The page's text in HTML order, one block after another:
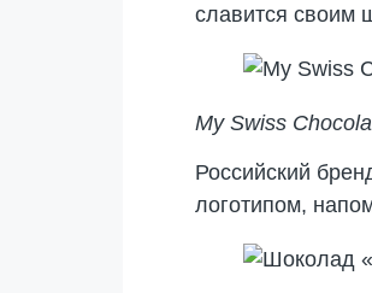
славится своим
My Swiss
Российский
логотипом,